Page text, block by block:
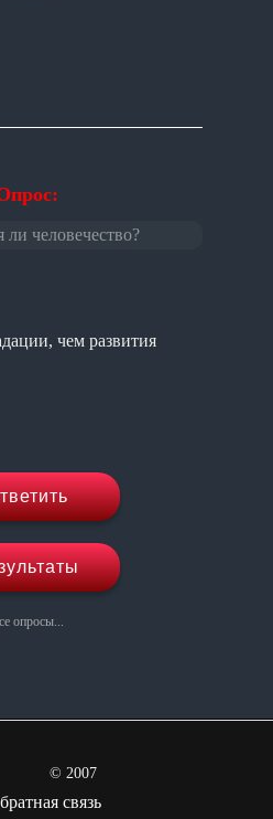
ли человечество?
чем развития
опросы...
© 2007
связь